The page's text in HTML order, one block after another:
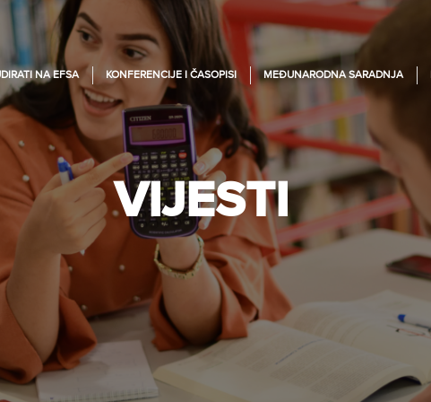
NA EFSA KONFERENCIJE I ČASOPISI MEĐUNARODNA SARADNJA
VIJESTI